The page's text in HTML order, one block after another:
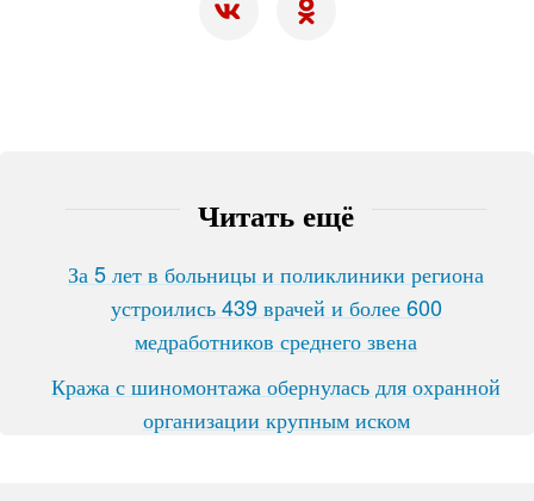
Читать ещё
За 5 лет в больницы и поликлиники региона
устроились 439 врачей и более 600
медработников среднего звена
Кража с шиномонтажа обернулась для охранной
организации крупным иском